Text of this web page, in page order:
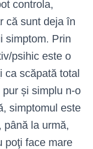
controla,
că sunt deja în
simptom. Prin
psihic este o
ca scăpată total
și simplu n-o
simptomul este
până la urmă,
poţi face mare